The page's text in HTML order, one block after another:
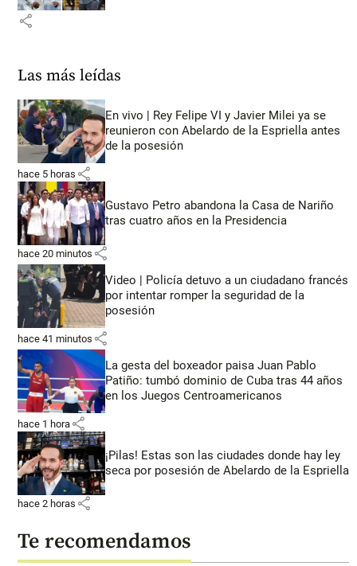
share
Las más leídas
En vivo | Rey Felipe VI y Javier Milei ya se
reunieron con Abelardo de la Espriella antes
de la posesión
hace 5 horas share
Gustavo Petro abandona la Casa de Nariño
tras cuatro años en la Presidencia
hace 20 minutos share
Video | Policía detuvo a un ciudadano francés
por intentar romper la seguridad de la
posesión
hace 41 minutos share
La gesta del boxeador paisa Juan Pablo
Patiño: tumbó dominio de Cuba tras 44 años
en los Juegos Centroamericanos
hace 1 hora share
¡Pilas! Estas son las ciudades donde hay ley
seca por posesión de Abelardo de la Espriella
hace 2 horas share
Te recomendamos